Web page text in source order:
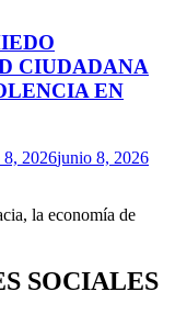
CIUDADANA
EN
2026junio 8, 2026
la economía de
SOCIALES